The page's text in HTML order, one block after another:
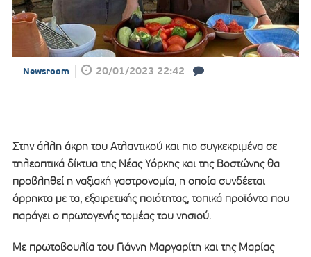
Newsroom 20/01/2023 22:42
Στην άλλη άκρη του Ατλαντικού και πιο συγκεκριμένα σε
τηλεοπτικά δίκτυα της Νέας Υόρκης και της Βοστώνης θα
προβληθεί η ναξιακή γαστρονομία, η οποία συνδέεται
άρρηκτα με τα, εξαιρετικής ποιότητας, τοπικά προϊόντα που
παράγει ο πρωτογενής τομέας του νησιού.
Με πρωτοβουλία του Γιάννη Μαργαρίτη και της Μαρίας